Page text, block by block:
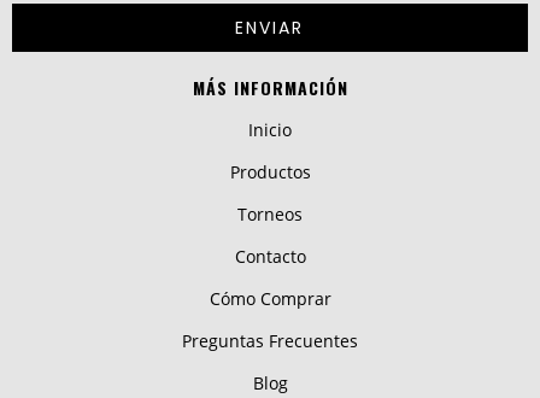
MÁS INFORMACIÓN
Inicio
Productos
Torneos
Contacto
Cómo Comprar
Preguntas Frecuentes
Blog